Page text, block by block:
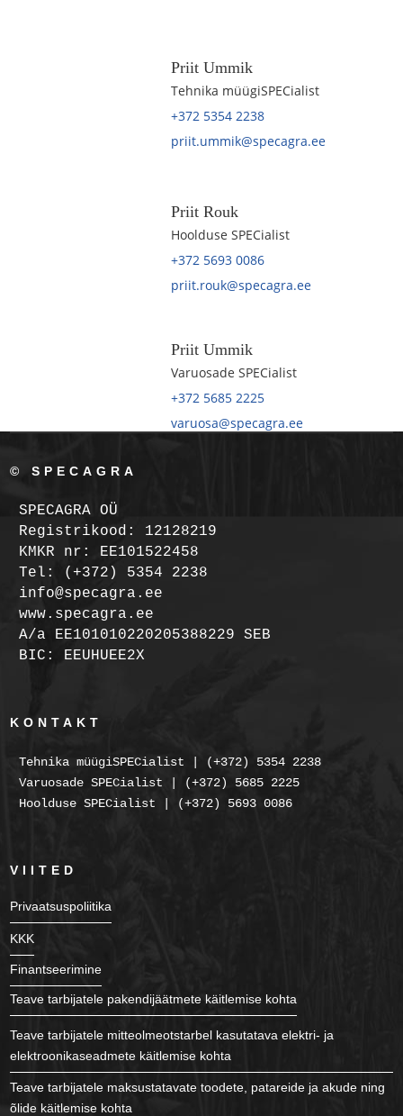
Priit Ummik
Tehnika müügiSPECialist
+372 5354 2238
priit.ummik@specagra.ee
Priit Rouk
Hoolduse SPECialist
+372 5693 0086
priit.rouk@specagra.ee
Priit Ummik
Varuosade SPECialist
+372 5685 2225
varuosa@specagra.ee
© SPECAGRA
SPECAGRA OÜ
Registrikood: 12128219
KMKR nr: EE101522458
Tel: (+372) 5354 2238
info@specagra.ee
www.specagra.ee
A/a EE101010220205388229 SEB
BIC: EEUHUEE2X
KONTAKT
Tehnika müügiSPECialist | (+372) 5354 2238
Varuosade SPECialist | (+372) 5685 2225
Hoolduse SPECialist | (+372) 5693 0086
VIITED
Privaatsuspoliitika
KKK
Finantseerimine
Teave tarbijatele pakendijäätmete käitlemise kohta
Teave tarbijatele mitteolmeotstarbel kasutatava elektri- ja
elektroonikaseadmete käitlemise kohta
Teave tarbijatele maksustatavate toodete, patareide ja akude ning
õlide käitlemise kohta